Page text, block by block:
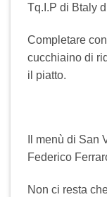
Tq.I.P di Btaly
Completare
cucchiaino di
il piatto.
Il menù di San
Federico
Non ci resta